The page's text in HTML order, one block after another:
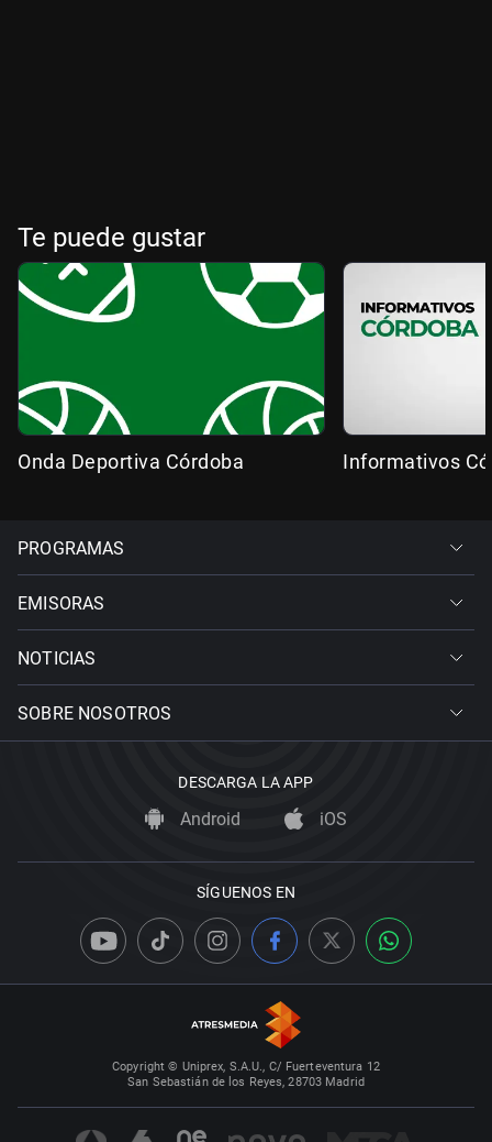
Te puede gustar
Onda Deportiva Córdoba Informativos
PROGRAMAS
EMISORAS
NOTICIAS
SOBRE NOSOTROS
DESCARGA LA APP
Android iOS
SÍGUENOS EN
Copyright © Uniprex, S.A.U., C/ Fuerteventura 12
San Sebastián de los Reyes, 28703 Madrid